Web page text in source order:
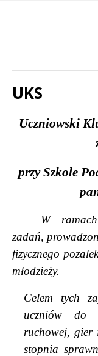
UKS
Treść
Uczniowski
przy Szkole
W
zadań,
fizycznego
młodzieży.
Celem tych
uczniów do
ruchowej, gier
stopnia